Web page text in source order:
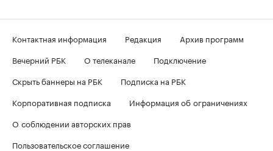
Контактная информация Редакция
Архив программ
Вечерний РБК
О телеканале
Подключение
Скрыть баннеры на РБК
Подписка на РБК
Корпоративная подписка
Информация об ограничениях
О соблюдении авторских прав
Пользовательское соглашение